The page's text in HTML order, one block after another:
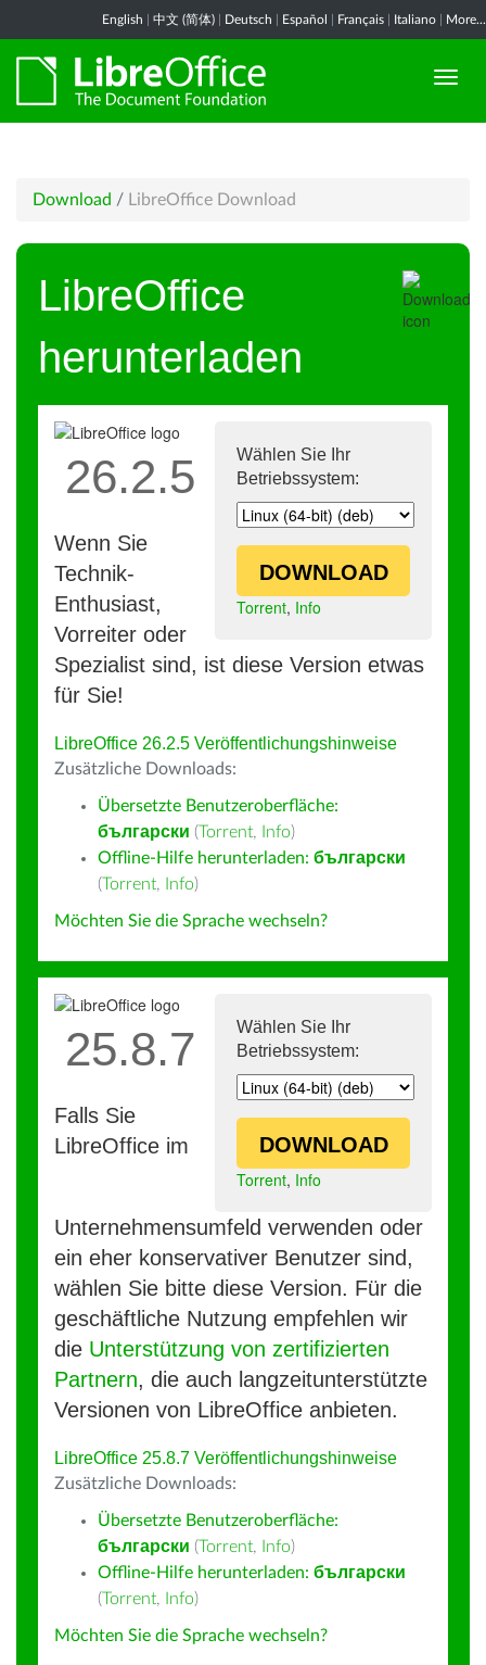
English 中文 (简体) Deutsch Español Français Italiano More...
Download / LibreOffice Download
LibreOffice
herunterladen
Wählen Sie Ihr
Betriebssystem:
DOWNLOAD
Torrent, Info
26.2.5
Wenn Sie
Technik-
Enthusiast,
Vorreiter oder
Spezialist sind, ist diese Version etwas
für Sie!
LibreOffice 26.2.5 Veröffentlichungshinweise
Zusätzliche Downloads:
Übersetzte Benutzeroberfläche:
български (Torrent, Info)
Offline-Hilfe herunterladen: български
(Torrent, Info)
Möchten Sie die Sprache wechseln?
Wählen Sie Ihr
Betriebssystem:
DOWNLOAD
Torrent, Info
25.8.7
Falls Sie
LibreOffice im
Unternehmensumfeld verwenden oder
ein eher konservativer Benutzer sind,
wählen Sie bitte diese Version. Für die
geschäftliche Nutzung empfehlen wir
die Unterstützung von zertifizierten
Partnern, die auch langzeitunterstützte
Versionen von LibreOffice anbieten.
LibreOffice 25.8.7 Veröffentlichungshinweise
Zusätzliche Downloads:
Übersetzte Benutzeroberfläche:
български (Torrent, Info)
Offline-Hilfe herunterladen: български
(Torrent, Info)
Möchten Sie die Sprache wechseln?